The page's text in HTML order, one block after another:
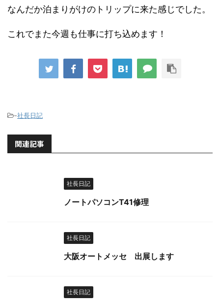
なんだか泊まりがけのトリップに来た感じでした。
これでまた今週も仕事に打ち込めます！
-社長日記
関連記事
社長日記
ノートパソコンT41修理
社長日記
大阪オートメッセ 出展します
社長日記